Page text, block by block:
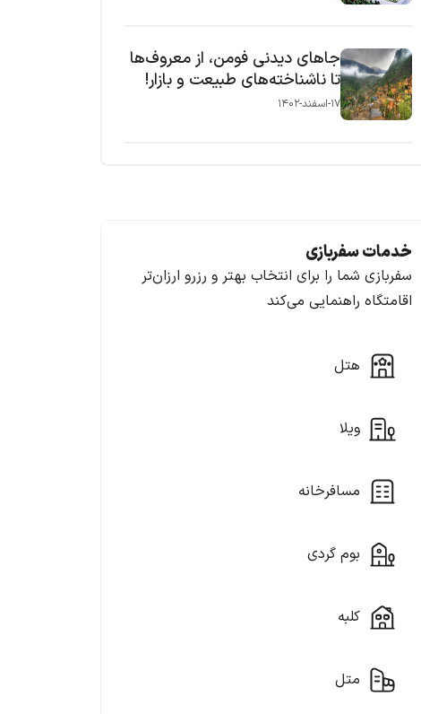
جاهای دیدنی فومن، از معروف‌ها
تا ناشناخته‌های طبیعت و بازار!
۱۷-اسفند-۱۴۰۲
خدمات سفربازی
سفربازی شما را برای انتخاب بهتر و رزرو ارزان‌تر
اقامتگاه راهنمایی می‌کند
هتل
ویلا
مسافرخانه
بوم گردی
کلبه
متل